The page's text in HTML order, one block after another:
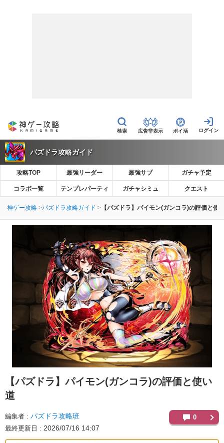
広告非表示 ポイ活
パズドラ攻略ガイド
攻略TOP 最強リーダー 最強サブ ガチャ予定
コラボ一覧 テンプレパーティ ガチャシミュ クエスト
神ゲー攻略 パズドラ攻略ガイド 【パズドラ】パイモン(ガンコラ)の評価と使
【パズドラ】パイモン(ガンコラ)の評価と使い
道
編集者 パズドラ攻略班
最終更新日 2026/07/16 14:07
0